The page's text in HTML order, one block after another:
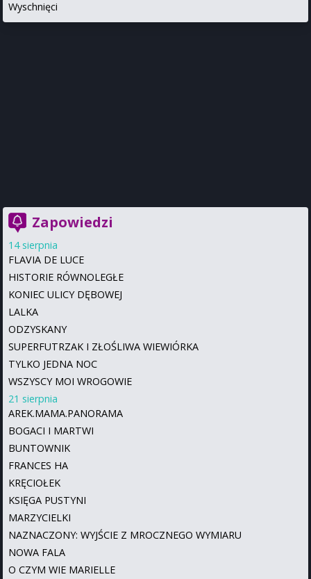
Wyschnięci
Zapowiedzi
14 sierpnia
FLAVIA DE LUCE
HISTORIE RÓWNOLEGŁE
KONIEC ULICY DĘBOWEJ
LALKA
ODZYSKANY
SUPERFUTRZAK I ZŁOŚLIWA WIEWIÓRKA
TYLKO JEDNA NOC
WSZYSCY MOI WROGOWIE
21 sierpnia
AREK.MAMA.PANORAMA
BOGACI I MARTWI
BUNTOWNIK
FRANCES HA
KRĘCIOŁEK
KSIĘGA PUSTYNI
MARZYCIELKI
NAZNACZONY: WYJŚCIE Z MROCZNEGO WYMIARU
NOWA FALA
O CZYM WIE MARIELLE